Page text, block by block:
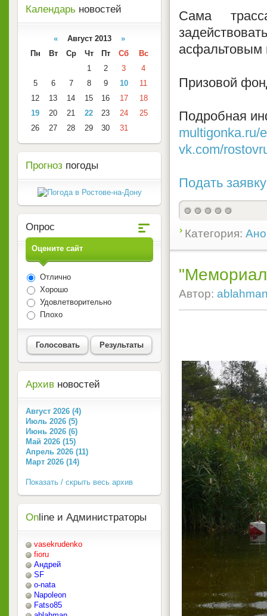
Сама
асфальтовым
Призовой
Подробная
multigonka.ru/
vk.com/
Подать
Категория:
Автор:
Календарь новостей
« Август 2013 »
Пн
Вт Ср Чт Пт Сб
Вс
1
2 3
4
5
6 7 8 9 10
11
12
13 14 15 16 17
18
19
20 21 22 23 24
25
26
27 28 29 30 31
Прогноз погоды
Опрос
Оцените сайт
Отлично
Хорошо
Удовлетворительно
Плохо
Голосовать Результаты
Архив новостей
Август 2026 (4)
Июль 2026 (5)
Июнь 2026 (6)
Май 2026 (15)
Апрель 2026 (11)
Март 2026 (14)
Показать / скрыть весь архив
On line и Администраторы
vasekrudenko
fioru
Андрей
SF
o-nata
Napoleon
Fatso85